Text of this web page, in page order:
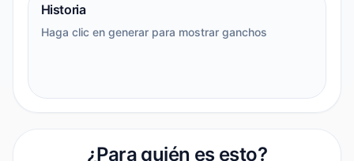
Historia
Haga clic en generar para mostrar ganchos
¿Para quién es esto?